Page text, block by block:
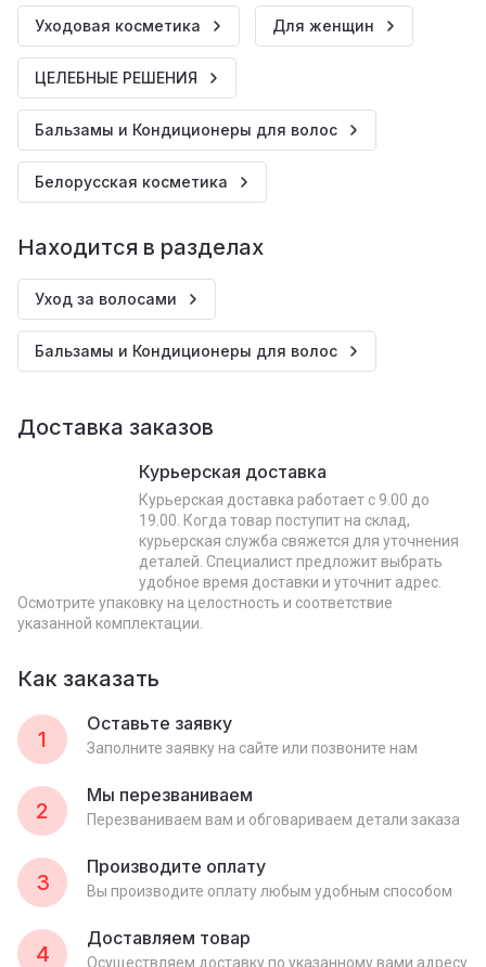
Уходовая косметика Для женщин
ЦЕЛЕБНЫЕ РЕШЕНИЯ
Бальзамы и Кондиционеры для волос
Белорусская косметика
Находится в разделах
Уход за волосами
Бальзамы и Кондиционеры для волос
Доставка заказов
Курьерская доставка
Курьерская доставка работает с 9.00 до
19.00. Когда товар поступит на склад,
курьерская служба свяжется для уточнения
деталей. Специалист предложит выбрать
удобное время доставки и уточнит адрес.
Осмотрите упаковку на целостность и соответствие
указанной комплектации.
Как заказать
1
Оставьте заявку
Заполните заявку на сайте или позвоните нам
2
Мы перезваниваем
Перезваниваем вам и обговариваем детали заказа
3
Производите оплату
Вы производите оплату любым удобным способом
4
Доставляем товар
Осуществляем доставку по указанному вами адресу